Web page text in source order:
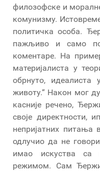
филозофске и
комунизму.
политичка особа.
пажљиво и само
коментаре. На
материјалиста у
обрнуто, идеалиста
животу.“ Након мог
касније речено,
своје директности,
непријатних питања
одлучио да не
имао искуства са
режимом. Сам